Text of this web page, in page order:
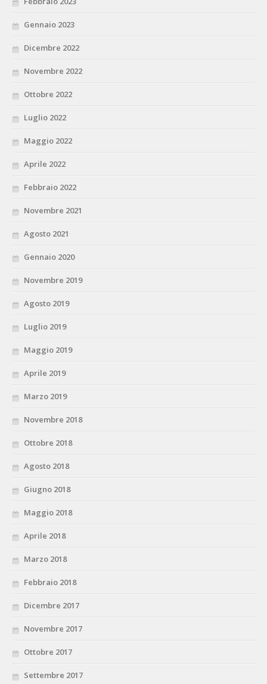
Gennaio 2023
Dicembre 2022
Novembre 2022
Ottobre 2022
Luglio 2022
Maggio 2022
Aprile 2022
Febbraio 2022
Novembre 2021
Agosto 2021
Gennaio 2020
Novembre 2019
Agosto 2019
Luglio 2019
Maggio 2019
Aprile 2019
Marzo 2019
Novembre 2018
Ottobre 2018
Agosto 2018
Giugno 2018
Maggio 2018
Aprile 2018
Marzo 2018
Febbraio 2018
Dicembre 2017
Novembre 2017
Ottobre 2017
Settembre 2017